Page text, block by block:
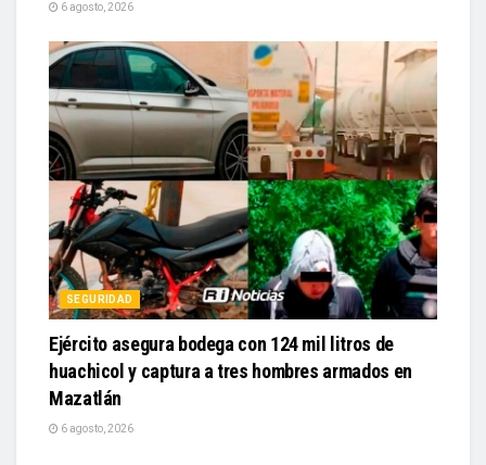
6 agosto, 2026
SEGURIDAD
Ejército asegura bodega con 124 mil litros de
huachicol y captura a tres hombres armados en
Mazatlán
6 agosto, 2026